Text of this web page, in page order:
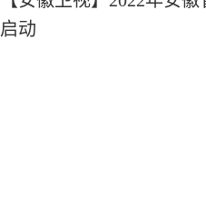
启动